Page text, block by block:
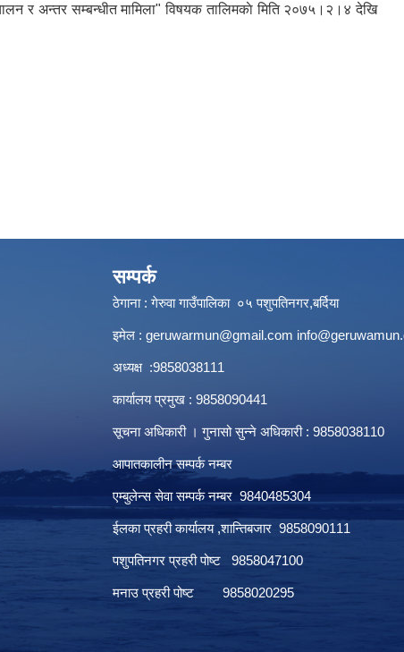
र अन्तर सम्बन्धीत मामिला" विषयक तालिमकाे मिति २०७५।२।४ देखि
सम्पर्क
ठेगाना : गेरुवा गाउँपालिका ०५ पशुपतिनगर,बर्दिया
इमेल : geruwarmun@gmail.com
अध्यक्ष :9858038111
कार्यालय प्रमुख : 9858090441
सूचना अधिकारी । गुनासो सुन्ने अधिकारी : 9858038110
आपातकालीन सम्पर्क नम्बर
एम्बुलेन्स सेवा सम्पर्क नम्बर 9840485304
ईलका प्रहरी कार्यालय ,शान्तिबजार 9858090111
पशुपतिनगर प्रहरी पोष्ट 9858047100
मनाउ प्रहरी पोष्ट 9858020295